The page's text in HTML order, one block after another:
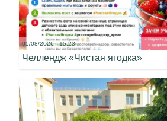
05/08/2026 - 15:23
Челлендж «Чистая ягодка»